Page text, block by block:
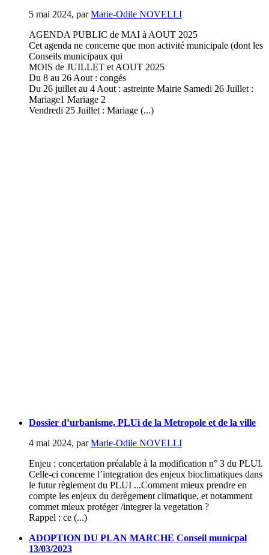
5 mai 2024, parMarie-Odile NOVELLI
AGENDA PUBLIC de MAI à AOUT 2025
Cet agenda ne concerne que mon activité municipale (dont les
Conseils municipaux qui
MOIS de JUILLET et AOUT 2025
Du 8 au 26 Aout : congés
Du 26 juillet au 4 Aout : astreinte Mairie Samedi 26 Juillet :
Mariage1 Mariage 2
Vendredi 25 Juillet : Mariage (...)
Dossier d’urbanisme, PLUi de la Metropole et de la ville
4 mai 2024, parMarie-Odile NOVELLI
Enjeu : concertation préalable à la modification n° 3 du PLUI.
Celle-ci concerne l’integration des enjeux bioclimatiques dans
le futur règlement du PLUI ...Comment mieux prendre en
compte les enjeux du derègement climatique, et notamment
commet mieux protéger /integrer la vegetation ?
Rappel : ce (...)
ADOPTION DU PLAN MARCHE Conseil municpal
13/03/2023